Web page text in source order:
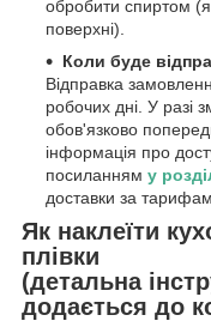
обробити спиртом
поверхні).
Коли буде
Відправка
робочих дні. У разі
обов'язково
інформація про
посиланням у
доставки за
Як наклеїти
плівки
(детальна
додається до